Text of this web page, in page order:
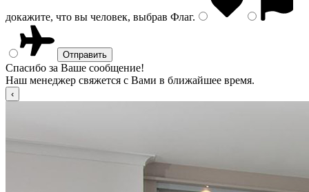
докажите, что вы человек, выбрав Флаг.
Спасибо за Ваше сообщение!
Наш менеджер свяжется с Вами в ближайшее время.